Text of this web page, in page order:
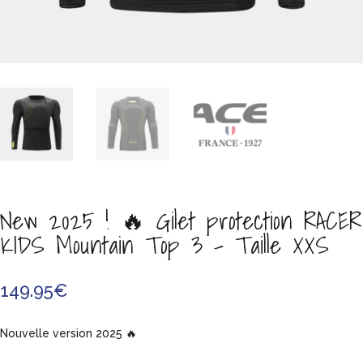
New 2025 ! 🔥 Gilet protection RACER
KIDS Mountain Top 3 – Taille XXS
149.95€
Nouvelle version 2025 🔥